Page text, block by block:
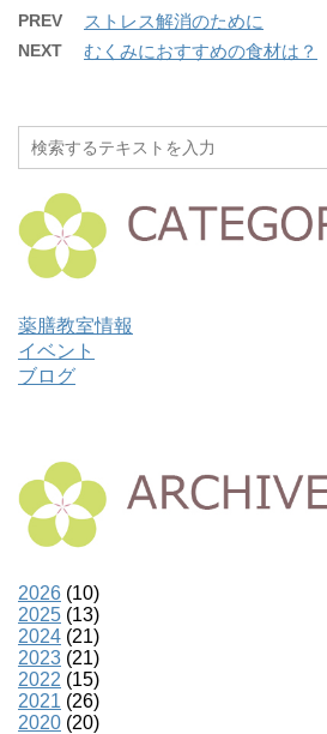
PREV ストレス解消のために
NEXT むくみにおすすめの食材は？
薬膳教室情報
イベント
ブログ
2026 (10)
2025 (13)
2024 (21)
2023 (21)
2022 (15)
2021 (26)
2020 (20)